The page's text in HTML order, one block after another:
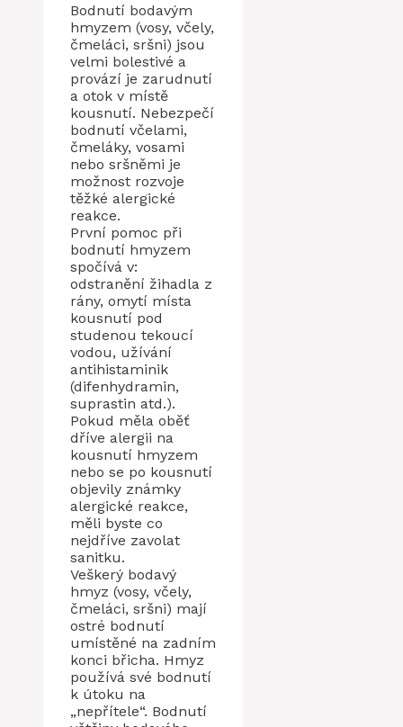
Bodnutí bodavým
hmyzem (vosy, včely,
čmeláci, sršni) jsou
velmi bolestivé a
provází je zarudnutí
a otok v místě
kousnutí. Nebezpečí
bodnutí včelami,
čmeláky, vosami
nebo sršněmi je
možnost rozvoje
těžké alergické
reakce.
První pomoc při
bodnutí hmyzem
spočívá v:
odstranění žihadla z
rány, omytí místa
kousnutí pod
studenou tekoucí
vodou, užívání
antihistaminik
(difenhydramin,
suprastin atd.).
Pokud měla oběť
dříve alergii na
kousnutí hmyzem
nebo se po kousnutí
objevily známky
alergické reakce,
měli byste co
nejdříve zavolat
sanitku.
Veškerý bodavý
hmyz (vosy, včely,
čmeláci, sršni) mají
ostré bodnutí
umístěné na zadním
konci břicha. Hmyz
používá své bodnutí
k útoku na
„nepřítele“. Bodnutí